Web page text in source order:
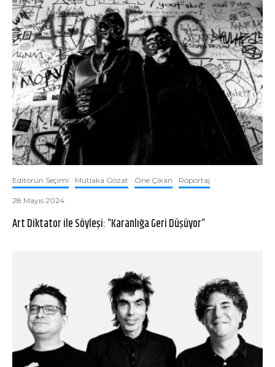
Editörün Seçimi Mutlaka Gözat Öne Çıkan Röportaj ·
28 Mayıs 2024
Art Diktator ile Söyleşi: “Karanlığa Geri Düşüyor”